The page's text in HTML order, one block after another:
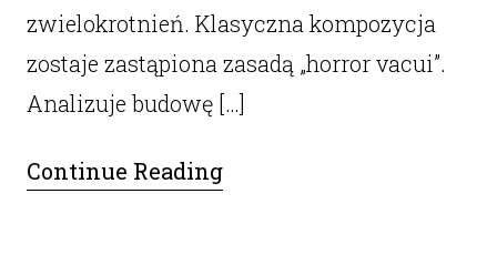
zwielokrotnień. Klasyczna kompozycja
zostaje zastąpiona zasadą „horror vacui”.
Analizuje budowę […]
Continue Reading